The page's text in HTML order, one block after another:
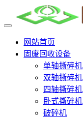
网站首页
固废回收设备
单轴撕碎机
双轴撕碎机
四轴撕碎机
卧式撕碎机
破碎机